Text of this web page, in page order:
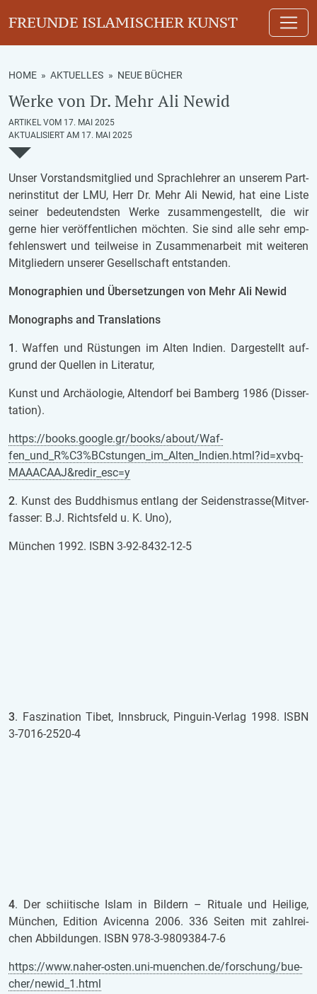
FREUNDE ISLAMISCHER KUNST
HOME » AKTUELLES » NEUE BÜCHER
Werke von Dr. Mehr Ali Newid
ARTIKEL VOM 17. MAI 2025
AKTUALISIERT AM 17. MAI 2025
Unser Vor­stands­mit­glied und Sprach­leh­rer an un­se­rem Part­
ner­insti­tut der LMU, Herr Dr. Mehr Ali Newid, hat eine Liste
sei­ner be­deu­tends­ten Werke zu­sam­men­ge­stellt, die wir
gerne hier ver­öf­fent­li­chen möch­ten. Sie sind alle sehr emp­
feh­lens­wert und teil­wei­se in Zu­sam­men­ar­beit mit wei­te­ren
Mit­glie­dern un­se­rer Ge­sell­schaft ent­stan­den.
Mo­no­gra­phien und Über­set­zun­gen von Mehr Ali Newid
Mo­no­graphs and Trans­la­ti­ons
1 . Waf­fen und Rüs­tun­gen im Alten In­di­en. Dar­ge­stellt auf­
grund der Quel­len in Li­te­ra­tur,
Kunst und Ar­chäo­lo­gie, Al­ten­dorf bei Bam­berg 1986 (Dis­ser­
ta­ti­on).
https://books.goog­le.gr/books/about/Waf­
fen_und_R%C3%BCs­tun­gen_im_Alten_In­di­en.html?id=xvb­q­
MAAA­CAAJ&redir_esc=y
2. Kunst des Bud­dhis­mus ent­lang der Sei­den­stras­se(Mit­ver­
fas­ser: B.J. Richts­feld u. K. Uno),
Mün­chen 1992. ISBN 3-92-8432-12-5
3. Fas­zi­na­ti­on Tibet, Inns­bruck, Pin­gu­in-Ver­lag 1998. ISBN
3-7016-2520-4
4. Der schi­i­ti­sche Islam in Bil­dern – Ri­tu­a­le und Hei­li­ge,
Mün­chen, Edi­ti­on Avicen­na 2006. 336 Sei­ten mit zahl­rei­
chen Ab­bil­dun­gen. ISBN 978-3-9809384-7-6
https://www.naher-osten.uni-mu­en­chen.de/for­schung/bu­e­
cher/newid_1.html